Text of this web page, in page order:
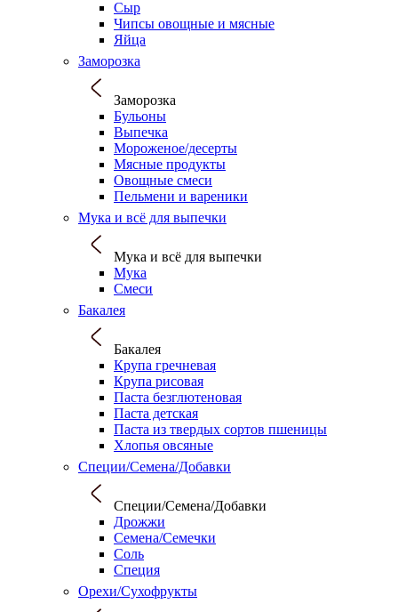
Сыр
Чипсы овощные и мясные
Яйца
Заморозка
Заморозка
Бульоны
Выпечка
Мороженое/десерты
Мясные продукты
Овощные смеси
Пельмени и вареники
Мука и всё для выпечки
Мука и всё для выпечки
Мука
Смеси
Бакалея
Бакалея
Крупа гречневая
Крупа рисовая
Паста безглютеновая
Паста детская
Паста из твердых сортов пшеницы
Хлопья овсяные
Специи/Семена/Добавки
Специи/Семена/Добавки
Дрожжи
Семена/Семечки
Соль
Специя
Орехи/Сухофрукты